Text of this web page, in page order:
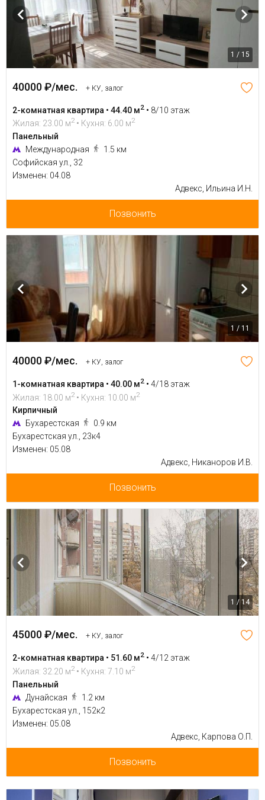
1 / 15
40000 ₽/мес. + КУ, залог
2-комнатная квартира • 44.40 м2 • 8/10 этаж
Жилая: 23.00 м2 • Кухня: 6.00 м2
Панельный
Международная
1.5 км
Софийская ул., 32
Изменен: 04.08
Адвекс, Ильина И.Н.
Позвонить
1 / 11
40000 ₽/мес. + КУ, залог
1-комнатная квартира • 40.00 м2 • 4/18 этаж
Жилая: 18.00 м2 • Кухня: 10.00 м2
Кирпичный
Бухарестская
0.9 км
Бухарестская ул., 23к4
Изменен: 05.08
Адвекс, Никаноров И.В.
Позвонить
1 / 14
45000 ₽/мес. + КУ, залог
2-комнатная квартира • 51.60 м2 • 4/12 этаж
Жилая: 32.20 м2 • Кухня: 7.10 м2
Панельный
Дунайская
1.2 км
Бухарестская ул., 152к2
Изменен: 05.08
Адвекс, Карпова О.П.
Позвонить